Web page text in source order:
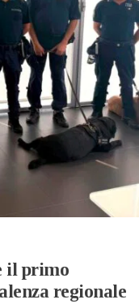
il primo
regionale